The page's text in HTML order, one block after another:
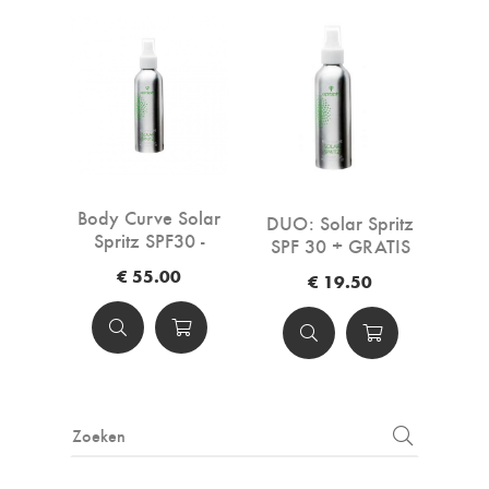
Body Curve Solar
Spritz SPF30 -
€ 55.00
DUO: Solar Spritz
SPF 30 + GRATIS
€ 19.50